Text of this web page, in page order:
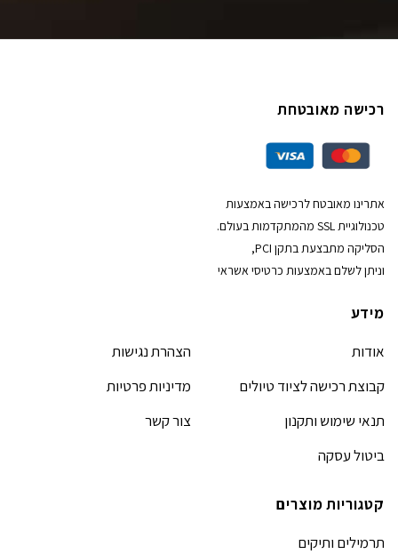
רכישה מאובטחת
אתרינו מאובטח לרכישה באמצעות
טכנולוגיית SSL מהמתקדמות בעולם.
הסליקה מתבצעת בתקן PCI,
וניתן לשלם באמצעות כרטיסי אשראי
מידע
אודות
קבוצת רכישה לציוד טיולים
תנאי שימוש ותקנון
ביטול עסקה
הצהרת נגישות
מדיניות פרטיות
צור קשר
קטגוריות מוצרים
תרמילים ותיקים